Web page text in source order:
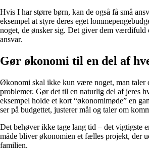
Hvis I har større børn, kan de også få små
eksempel at styre deres eget
noget, de ønsker sig. Det giver dem værdifuld
ansvar.
Gør økonomi til en del af
Økonomi skal ikke kun være noget, man taler
problemer. Gør det til en naturlig del af jeres
eksempel holde et kort “økonomimøde” en
ser på budgettet, justerer mål og taler om
Det behøver ikke tage lang tid – det vigtigste
måde bliver økonomien et fælles projekt, der
familien.